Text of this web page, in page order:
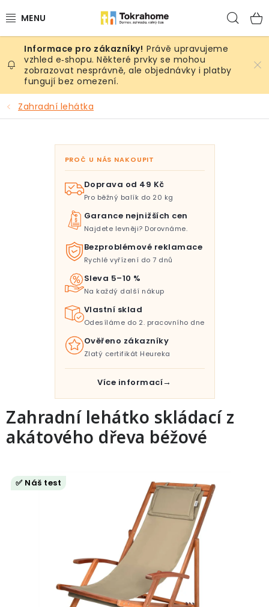
na
Výrobky
Místnosti
Venkovní prostory
Sezóna & Volný čas
Právě upravujeme
vzhled e‑shopu. Některé prvky se mohou
zobrazovat nesprávně, ale objednávky i platby
fungují bez omezení.
Zahradní lehátka
Zahradní lehátko skládací z
akátového dřeva béžové
✅ Náš test
PROČ U NÁS NAKOUPIT
Doprava od 49 Kč
Pro běžný balík do 20 kg
Garance nejnižších cen
Najdete levněji? Dorovnáme.
Bezproblémové reklamace
Rychlé vyřízení do 7 dnů
Sleva 5–10 %
Na každý další nákup
Vlastní sklad
Odesíláme do 2. pracovního dne
Ověřeno zákazníky
Zlatý certifikát Heureka
Více informací